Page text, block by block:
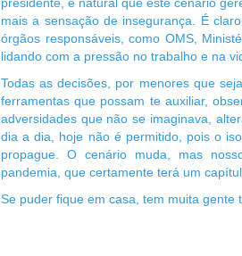
presidente, é natural que este cenário
mais a sensação de insegurança. É
órgãos responsáveis, como OMS,
lidando com a pressão no trabalho e na
Todas as decisões, por menores que
ferramentas que possam te auxiliar,
adversidades que não se imaginava,
dia a dia, hoje não é permitido, pois o
propague. O cenário muda, mas
pandemia, que certamente terá um
Se puder fique em casa, tem muita gente